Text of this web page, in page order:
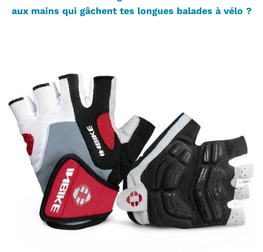
aux mains qui gâchent tes longues balades à vélo ?